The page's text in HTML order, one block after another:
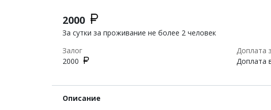
2000
За сутки за проживание не более 2 человек
Залог
2000
Доплата
Доплата
Описание